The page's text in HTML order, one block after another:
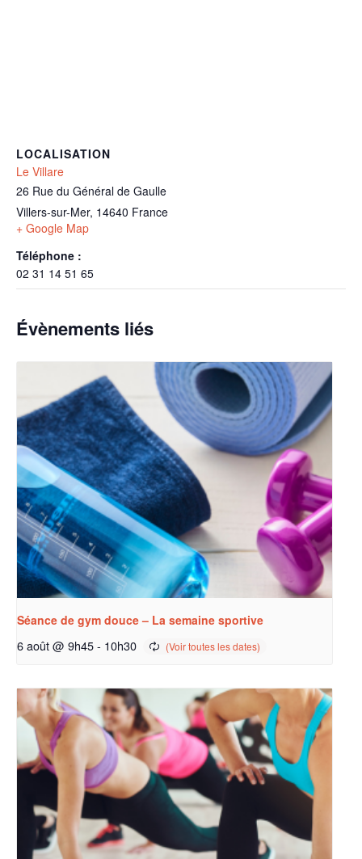
LOCALISATION
Le Villare
26 Rue du Général de Gaulle
Villers-sur-Mer, 14640 France
+ Google Map
Téléphone :
02 31 14 51 65
Évènements liés
Séance de gym douce – La semaine sportive
6 août @ 9h45- 10h30